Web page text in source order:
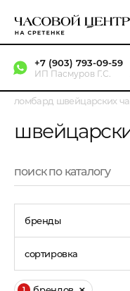
+7 (903) 793-09-59
ИП Пасмуров Г.С.
ломбард швейцарских
бренды
сортировка